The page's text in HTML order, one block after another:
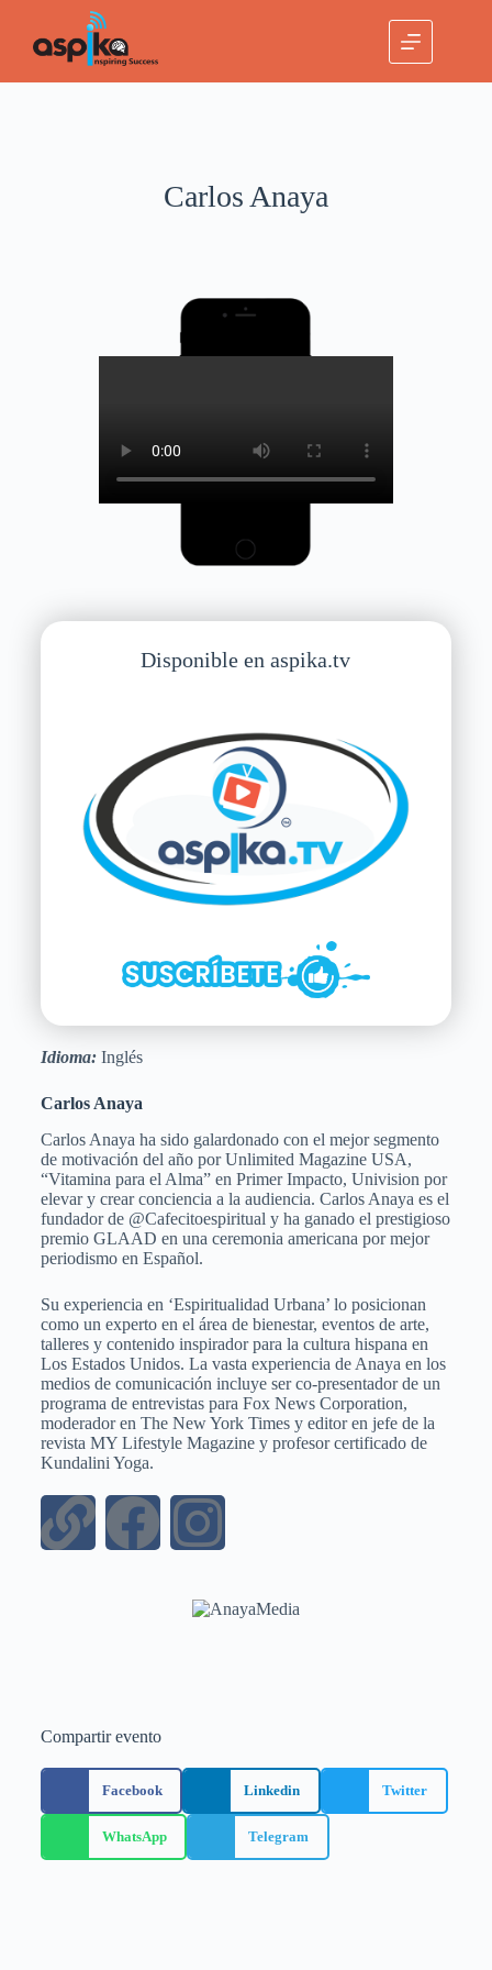
Carlos Anaya
Idioma:Inglés
Carlos Anaya
Carlos Anaya ha sido galardonado con el mejor segmento
de motivación del año por Unlimited Magazine USA,
“Vitamina para el Alma” en Primer Impacto, Univision por
elevar y crear conciencia a la audiencia. Carlos Anaya es el
fundador de @Cafecitoespiritual y ha ganado el prestigioso
premio GLAAD en una ceremonia americana por mejor
periodismo en Español.
Su experiencia en ‘Espiritualidad Urbana’ lo posicionan
como un experto en el área de bienestar, eventos de arte,
talleres y contenido inspirador para la cultura hispana en
Los Estados Unidos. La vasta experiencia de Anaya en los
medios de comunicación incluye ser co-presentador de un
programa de entrevistas para Fox News Corporation,
moderador en The New York Times y editor en jefe de la
revista MY Lifestyle Magazine y profesor certificado de
Kundalini Yoga.
Compartir evento
Facebook Linkedin Twitter
WhatsApp Telegram
Disponible en aspika.tv